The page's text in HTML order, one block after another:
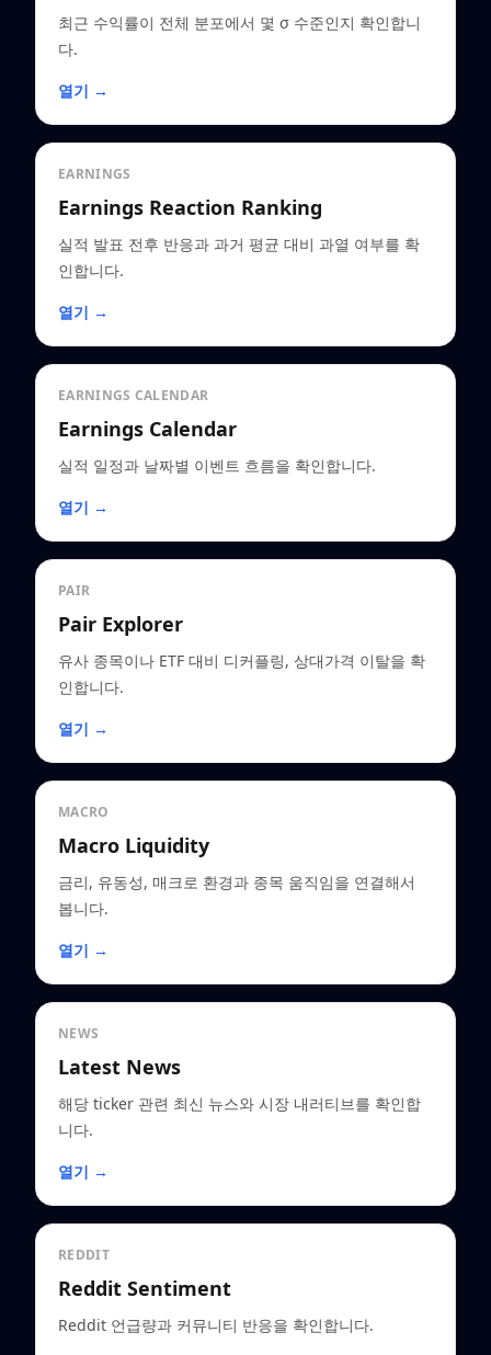
최근 수익률이 전체 분포에서 몇 σ 수준인지 확인합니
다.
열기 →
EARNINGS
Earnings Reaction Ranking
실적 발표 전후 반응과 과거 평균 대비 과열 여부를 확
인합니다.
열기 →
EARNINGS CALENDAR
Earnings Calendar
실적 일정과 날짜별 이벤트 흐름을 확인합니다.
열기 →
PAIR
Pair Explorer
유사 종목이나 ETF 대비 디커플링, 상대가격 이탈을 확
인합니다.
열기 →
MACRO
Macro Liquidity
금리, 유동성, 매크로 환경과 종목 움직임을 연결해서
봅니다.
열기 →
NEWS
Latest News
해당 ticker 관련 최신 뉴스와 시장 내러티브를 확인합
니다.
열기 →
REDDIT
Reddit Sentiment
Reddit 언급량과 커뮤니티 반응을 확인합니다.